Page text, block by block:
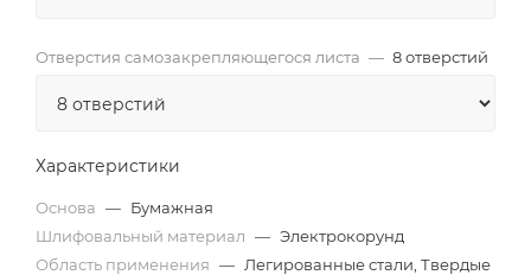
Отверстия самозакрепляющегося листа — 8 отверстий
Характеристики
Основа — Бумажная
Шлифовальный материал — Электрокорунд
Область применения — Легированные стали, Твердые